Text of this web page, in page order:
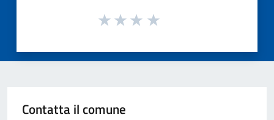
Contatta il comune